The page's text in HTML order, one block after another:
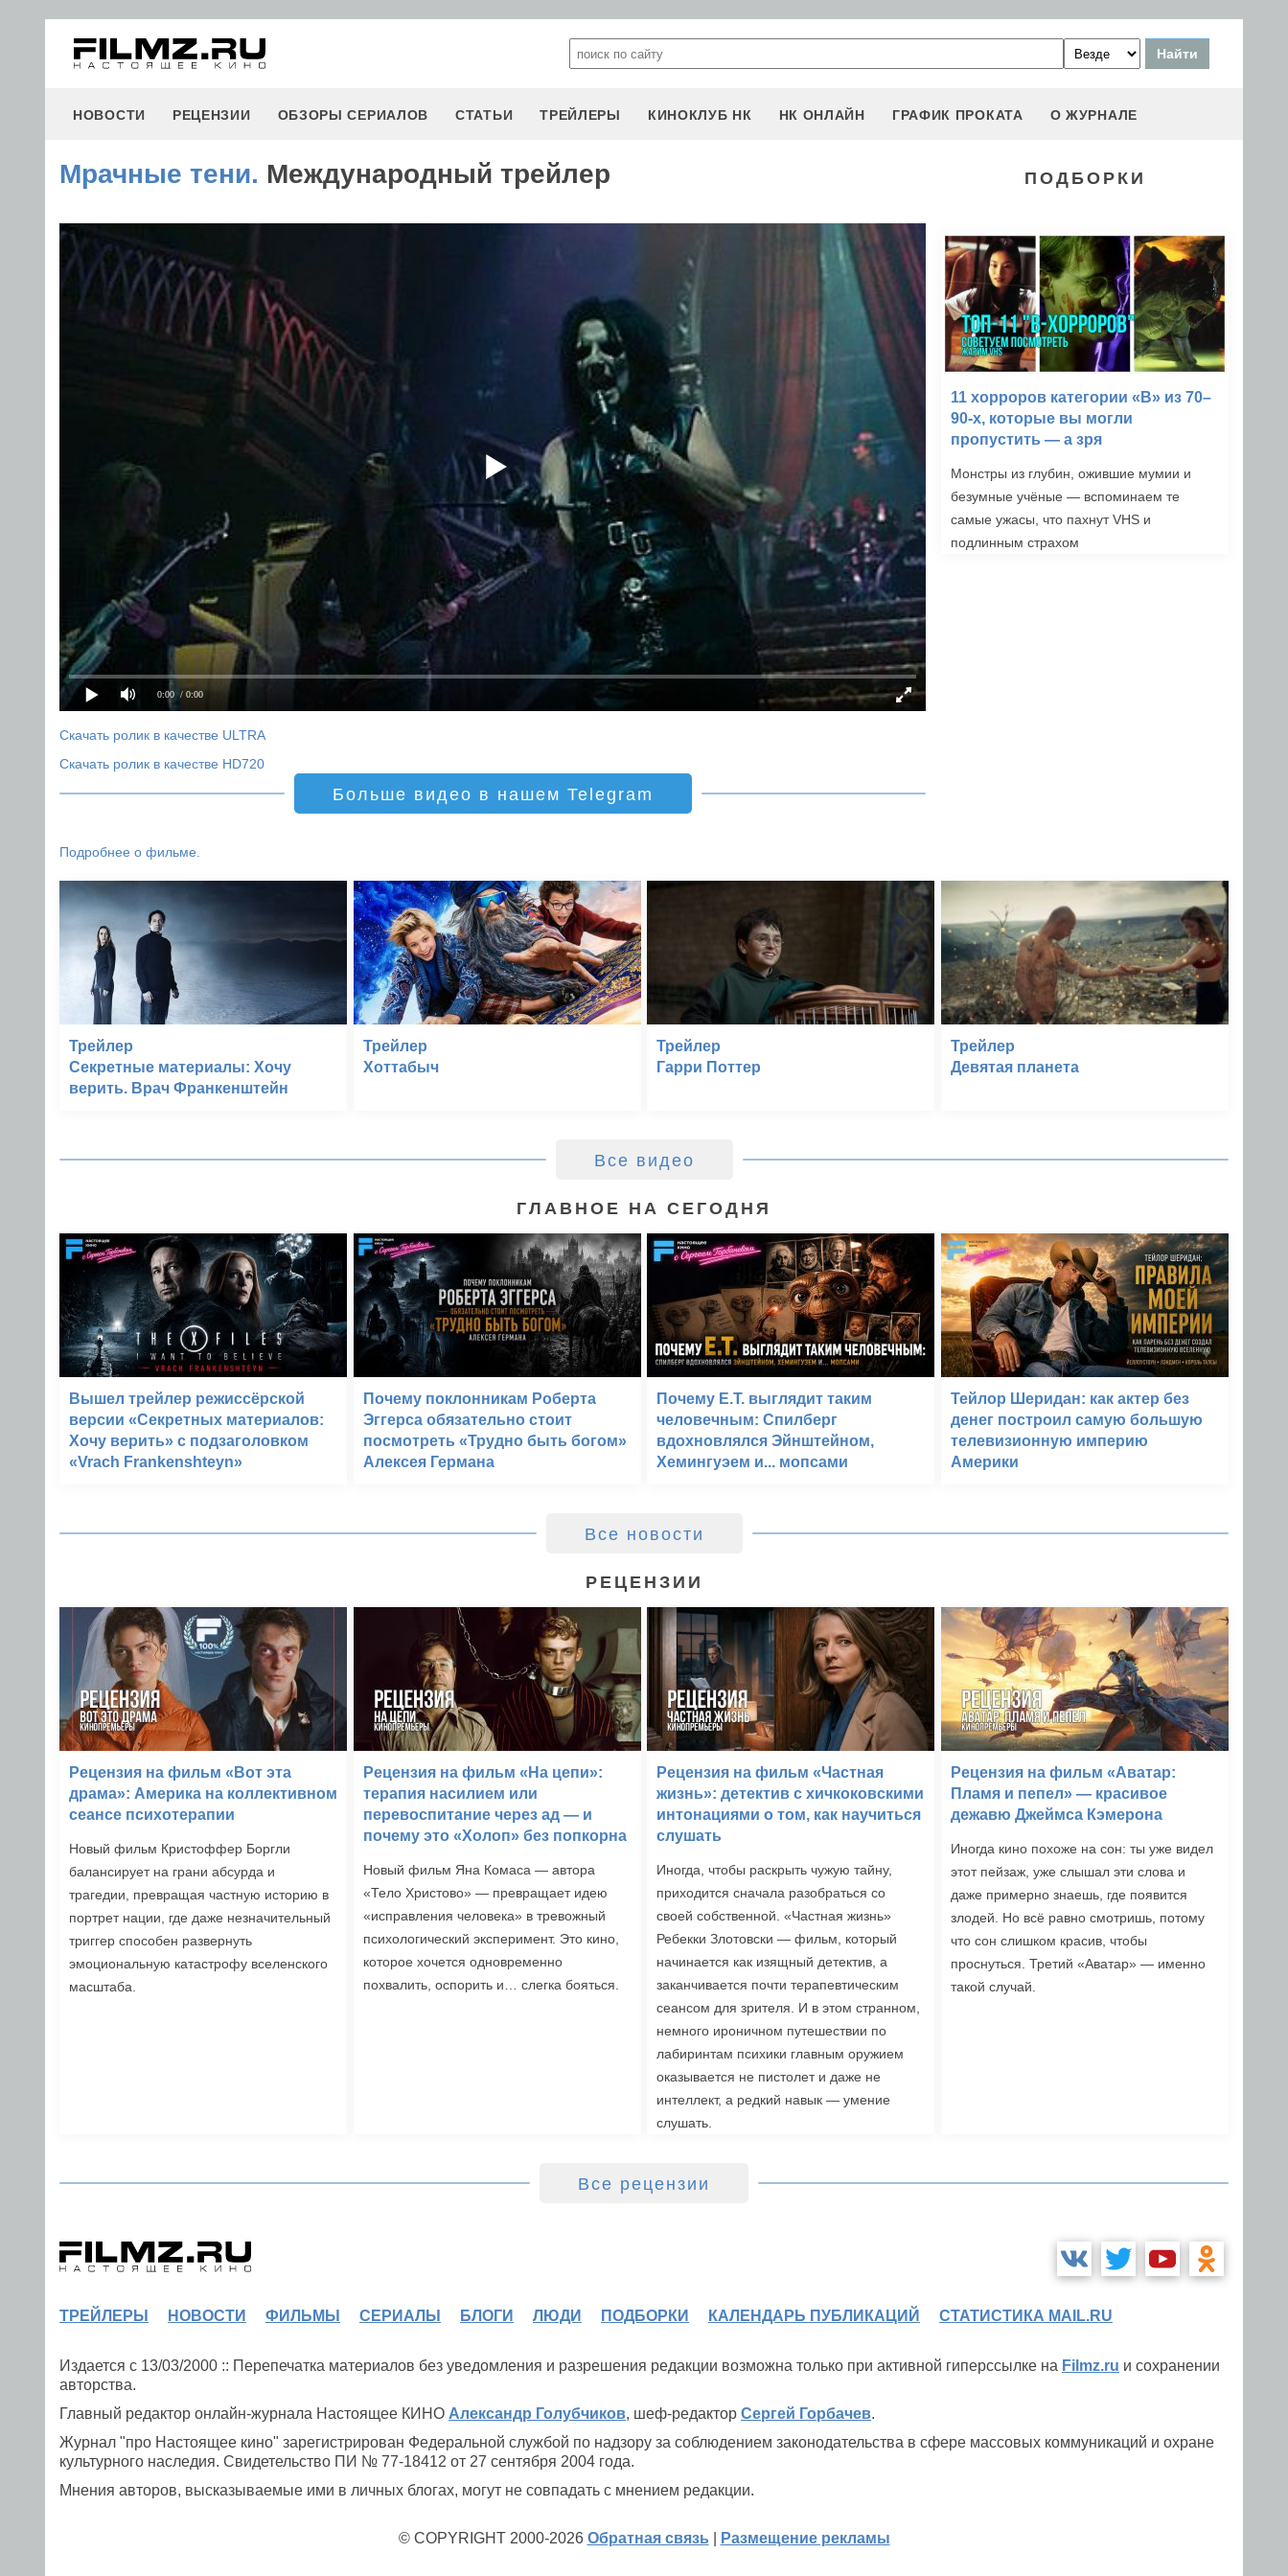
НОВОСТИ РЕЦЕНЗИИ ОБЗОРЫ СЕРИАЛОВ СТАТЬИ ТРЕЙЛЕРЫ КИНОКЛУБ НК НК ОНЛАЙН ГРАФИК ПРОКАТА О ЖУРНАЛЕ
Мрачные тени. Международный трейлер
0:00 / 0:00
Скачать ролик в качестве ULTRA
Скачать ролик в качестве HD720
Больше видео в нашем Telegram
Подробнее о фильме.
ПОДБОРКИ
11 хорроров категории «B» из 70–
90-х, которые вы могли
пропустить — а зря
Монстры из глубин, ожившие мумии и
безумные учёные — вспоминаем те
самые ужасы, что пахнут VHS и
подлинным страхом
Трейлер
Секретные материалы: Хочу
верить. Врач Франкенштейн
Трейлер
Хоттабыч
Трейлер
Гарри Поттер
Трейлер
Девятая планета
Все видео
ГЛАВНОЕ НА СЕГОДНЯ
Вышел трейлер режиссёрской
версии «Секретных материалов:
Хочу верить» с подзаголовком
«Vrach Frankenshteyn»
Почему поклонникам Роберта
Эггерса обязательно стоит
посмотреть «Трудно быть богом»
Алексея Германа
Почему E.T. выглядит таким
человечным: Спилберг
вдохновлялся Эйнштейном,
Хемингуэем и... мопсами
Тейлор Шеридан: как актер без
денег построил самую большую
телевизионную империю
Америки
Все новости
РЕЦЕНЗИИ
Рецензия на фильм «Вот эта
драма»: Америка на коллективном
сеансе психотерапии
Новый фильм Кристоффер Боргли
балансирует на грани абсурда и
трагедии, превращая частную историю в
портрет нации, где даже незначительный
триггер способен развернуть
эмоциональную катастрофу вселенского
масштаба.
Рецензия на фильм «На цепи»:
терапия насилием или
перевоспитание через ад — и
почему это «Холоп» без попкорна
Новый фильм Яна Комаса — автора
«Тело Христово» — превращает идею
«исправления человека» в тревожный
психологический эксперимент. Это кино,
которое хочется одновременно
похвалить, оспорить и… слегка бояться.
Рецензия на фильм «Частная
жизнь»: детектив с хичкоковскими
интонациями о том, как научиться
слушать
Иногда, чтобы раскрыть чужую тайну,
приходится сначала разобраться со
своей собственной. «Частная жизнь»
Ребекки Злотовски — фильм, который
начинается как изящный детектив, а
заканчивается почти терапевтическим
сеансом для зрителя. И в этом странном,
немного ироничном путешествии по
лабиринтам психики главным оружием
оказывается не пистолет и даже не
интеллект, а редкий навык — умение
слушать.
Рецензия на фильм «Аватар:
Пламя и пепел» — красивое
дежавю Джеймса Кэмерона
Иногда кино похоже на сон: ты уже видел
этот пейзаж, уже слышал эти слова и
даже примерно знаешь, где появится
злодей. Но всё равно смотришь, потому
что сон слишком красив, чтобы
проснуться. Третий «Аватар» — именно
такой случай.
Все рецензии
ТРЕЙЛЕРЫ НОВОСТИ ФИЛЬМЫ СЕРИАЛЫ БЛОГИ ЛЮДИ ПОДБОРКИ КАЛЕНДАРЬ ПУБЛИКАЦИЙ СТАТИСТИКА MAIL.RU
Издается с 13/03/2000 :: Перепечатка материалов без уведомления и разрешения редакции возможна только при активной гиперссылке на Filmz.ru и сохранении
авторства.
Главный редактор онлайн-журнала Настоящее КИНО Александр Голубчиков, шеф-редактор Сергей Горбачев.
Журнал "про Настоящее кино" зарегистрирован Федеральной службой по надзору за соблюдением законодательства в сфере массовых коммуникаций и охране
культурного наследия. Свидетельство ПИ № 77-18412 от 27 сентября 2004 года.
Мнения авторов, высказываемые ими в личных блогах, могут не совпадать с мнением редакции.
© COPYRIGHT 2000-2026 Обратная связь Размещение рекламы